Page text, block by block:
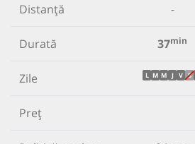
Distanță -
Durată 37min
Zile L M M J V S
Preț